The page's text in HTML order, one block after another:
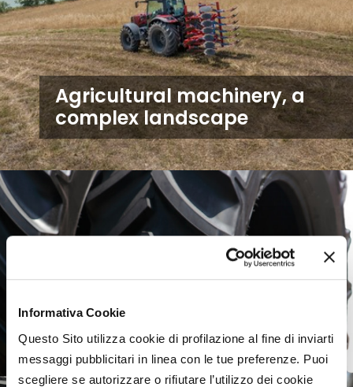
Informativa Cookie
Questo Sito utilizza cookie di profilazione al fine di inviarti
messaggi pubblicitari in linea con le tue preferenze. Puoi
scegliere se autorizzare o rifiutare l’utilizzo dei cookie
Agricultural machinery, a
complex landscape